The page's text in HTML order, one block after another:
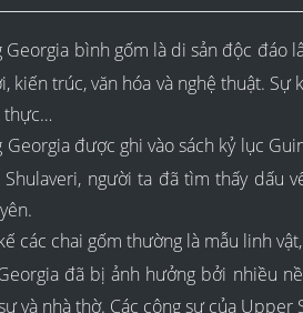
Georgia bình gốm là di sản độc đáo
kiến trúc, văn hóa và nghệ thuật.
thực…
Georgia được ghi vào sách kỷ lục
người ta đã tìm thấy dấu
các chai gốm thường là mẫu linh
đã bị ảnh hưởng bởi nhiều
và nhà thờ. Các công sự của